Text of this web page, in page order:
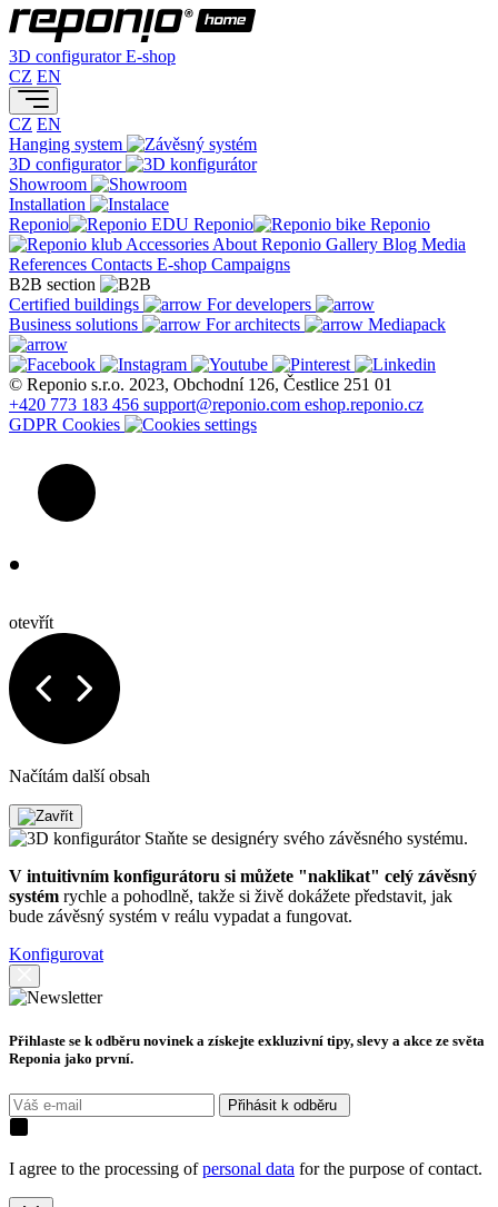
3D configuratorE-shop
CZ EN
CZ EN
Hanging system
3D configurator
Showroom
Installation
Reponio
Reponio
Reponio
Accessories About Reponio Gallery Blog Media
References Contacts E-shop Campaigns
B2B section
Certified buildings
For developers
Business solutions
For architects Mediapack
© Reponio s.r.o. 2023, Obchodní 126, Čestlice 251 01
+420 773 183 456 support@reponio.com eshop.reponio.cz
GDPR Cookies
otevřít
Načítám další obsah
Staňte se designéry svého závěsného systému.
V intuitivním konfigurátoru si můžete "naklikat" celý závěsný
systém rychle a pohodlně, takže si živě dokážete představit, jak
bude závěsný systém v reálu vypadat a fungovat.
Konfigurovat
Přihlaste se k odběru novinek a získejte exkluzivní tipy, slevy a akce ze světa
Reponia jako první.
Přihásit k odběru
I agree to the processing ofpersonal data for the purpose of contact.